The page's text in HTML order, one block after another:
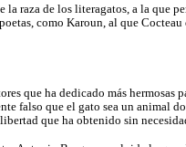
la raza de los literagatos, a la que
como Karoun, al que
que ha dedicado más hermosas
falso que el gato sea un animal
que ha obtenido sin